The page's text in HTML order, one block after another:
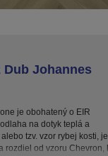
Dub Johannes
je obohatený o EIR
na dotyk teplá a
tzv. vzor rybej kosti, je
rozdiel od vzoru Chevron,